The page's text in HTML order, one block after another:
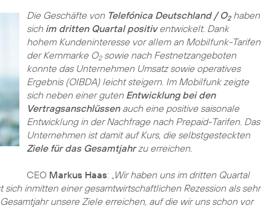
Die Geschäfte von Telefónica Deutschland / O2haben
sich im dritten Quartal positiventwickelt. Dank
hohem Kundeninteresse vor allem an Mobilfunk-Tarifen
der Kernmarke O2sowie nach Festnetzangeboten
konnte das Unternehmen Umsatz sowie operatives
Ergebnis (OIBDA) leicht steigern. Im Mobilfunk zeigte
sich neben einer guten Entwicklung bei den
Vertragsanschlüssenauch eine positive saisonale
Entwicklung in der Nachfrage nach Prepaid-Tarifen. Das
Unternehmen ist damit auf Kurs, die selbstgesteckten
Ziele für das Gesamtjahrzu erreichen.
CEO Markus Haas: „Wir haben uns im dritten Quartal
inmitten einer gesamtwirtschaftlichen Rezession als sehr
unsere Ziele erreichen, auf die wir uns schon vor